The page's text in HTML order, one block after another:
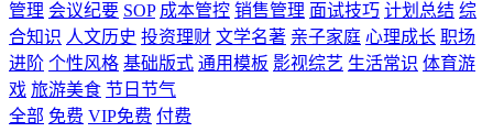
管理 会议纪要 SOP 成本管控 销售管理 面试技巧 计划总结 综
合知识 人文历史 投资理财 文学名著 亲子家庭 心理成长 职场
进阶 个性风格 基础版式 通用模板 影视综艺 生活常识 体育游
戏 旅游美食 节日节气
全部 免费 VIP免费 付费